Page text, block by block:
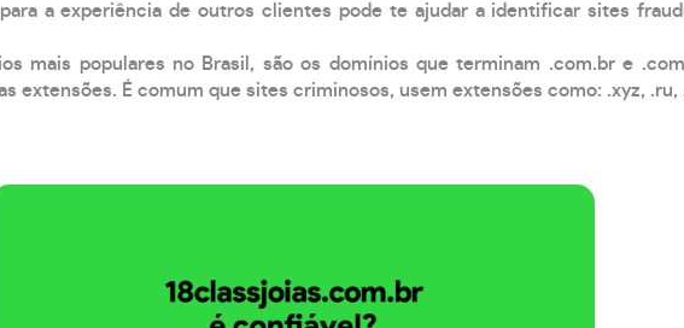
a experiência de outros clientes pode te ajudar a identificar sites
mais populares no Brasil, são os domínios que terminam .com.br e
extensões. É comum que sites criminosos, usem extensões como: .xyz, .ru,